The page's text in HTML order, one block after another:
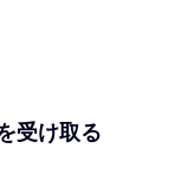
受け取る